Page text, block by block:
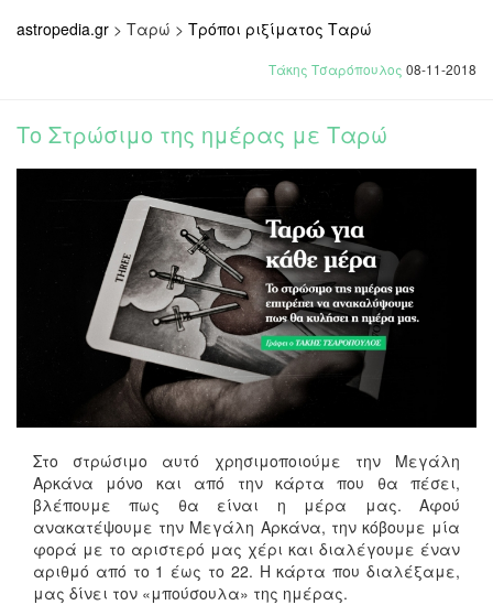
astropedia.gr > Ταρώ > Τρόποι ριξίματος Ταρώ
Τάκης Τσαρόπουλος 08-11-2018
Το Στρώσιμο της ημέρας με Ταρώ
Στο στρώσιμο αυτό χρησιμοποιούμε την Μεγάλη
Αρκάνα μόνο και από την κάρτα που θα πέσει,
βλέπουμε πως θα είναι η μέρα μας. Αφού
ανακατέψουμε την Μεγάλη Αρκάνα, την κόβουμε μία
φορά με το αριστερό μας χέρι και διαλέγουμε έναν
αριθμό από το 1 έως το 22. Η κάρτα που διαλέξαμε,
μας δίνει τον «μπούσουλα» της ημέρας.